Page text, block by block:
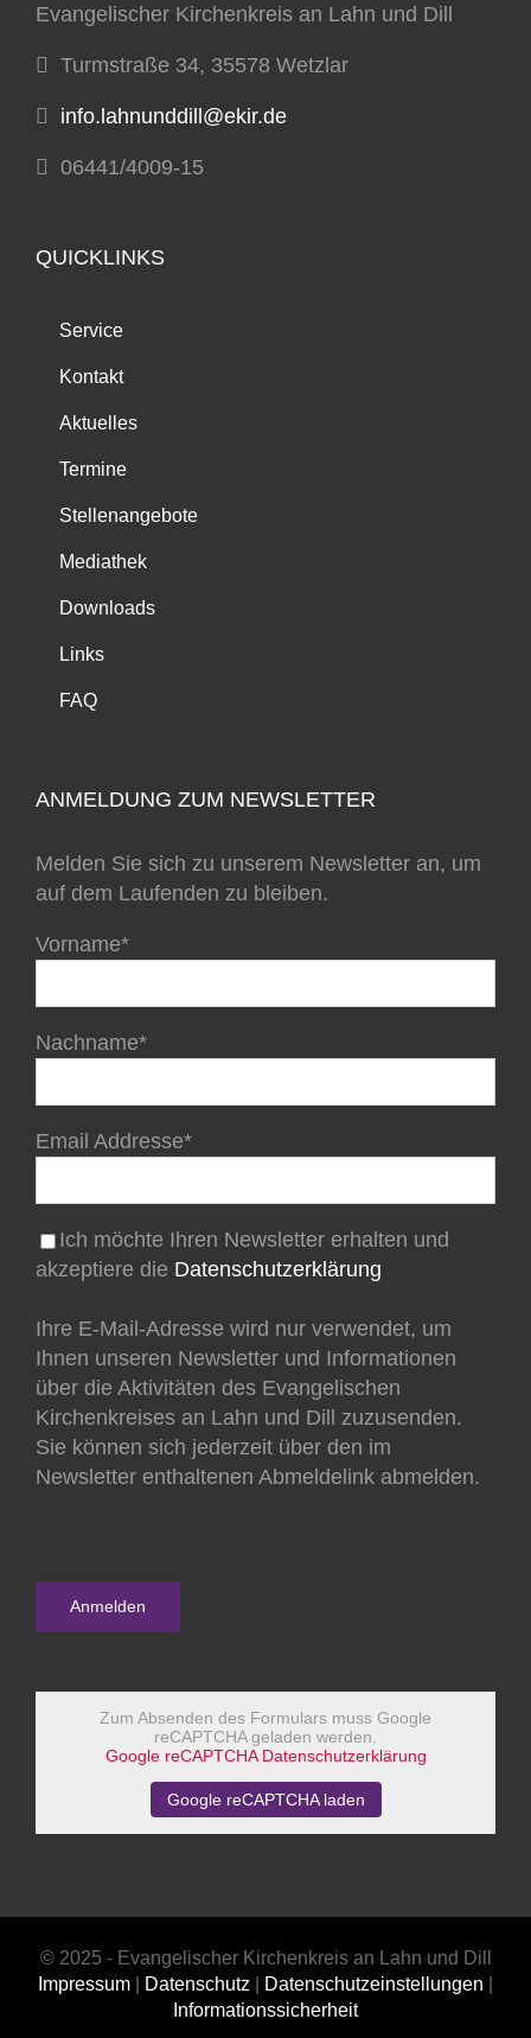
Evangelischer Kirchenkreis an Lahn und Dill
Turmstraße 34, 35578 Wetzlar
info.lahnunddill@ekir.de
06441/4009-15
QUICKLINKS
Service
Kontakt
Aktuelles
Termine
Stellenangebote
Mediathek
Downloads
Links
FAQ
ANMELDUNG ZUM NEWSLETTER
Melden Sie sich zu unserem Newsletter an, um
auf dem Laufenden zu bleiben.
Vorname*
Nachname*
Email Addresse*
Ich möchte Ihren Newsletter erhalten und
akzeptiere die Datenschutzerklärung
Ihre E-Mail-Adresse wird nur verwendet, um
Ihnen unseren Newsletter und Informationen
über die Aktivitäten des Evangelischen
Kirchenkreises an Lahn und Dill zuzusenden.
Sie können sich jederzeit über den im
Newsletter enthaltenen Abmeldelink abmelden.
Zum Absenden des Formulars muss Google
reCAPTCHA geladen werden.
Google reCAPTCHA Datenschutzerklärung
Google reCAPTCHA laden
© 2025 - Evangelischer Kirchenkreis an Lahn und Dill
Impressum
Datenschutz Datenschutzeinstellungen
Informationssicherheit